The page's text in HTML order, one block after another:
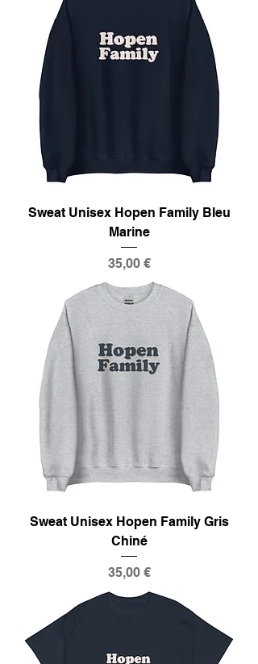
Sweat Unisex Hopen Family Bleu
Marine
Prix
35,00 €
Sweat Unisex Hopen Family Gris
Chiné
Prix
35,00 €